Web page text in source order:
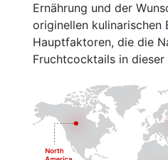
Ernährung und der
originellen kulinarischen
Hauptfaktoren, die die
Fruchtcocktails in dieser